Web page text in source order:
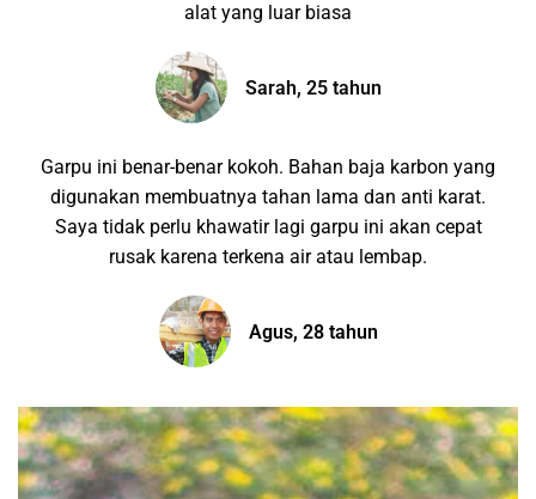
alat yang luar biasa
Sarah, 25 tahun
Garpu ini benar-benar kokoh. Bahan baja karbon yang
digunakan membuatnya tahan lama dan anti karat.
Saya tidak perlu khawatir lagi garpu ini akan cepat
rusak karena terkena air atau lembap.
Agus, 28 tahun